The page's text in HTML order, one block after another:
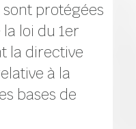
sont protégées
loi du 1er
la directive
à la
bases de